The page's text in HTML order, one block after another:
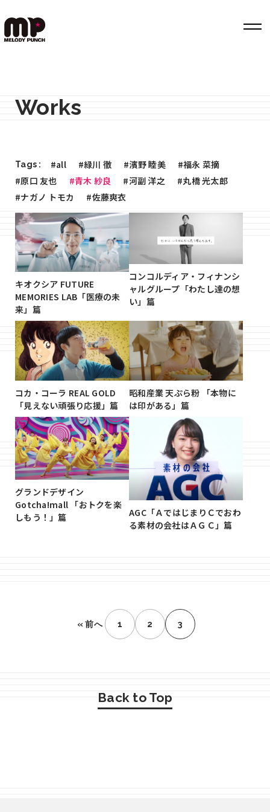
Works
Company Info
Recruit
Works
Tags : #all #緑川 徹 #濱野 睦美
#福永 菜摘
#原口 友也
#青木 紗良 #河副 洋之
#丸橋 光太郎
#ナガノ トモカ
#佐藤爽衣
キオクシア FUTURE
MEMORIES LAB「医療の未
来」篇
コンコルディア・フィナンシ
ャルグループ「わたし達の想
い」篇
コカ・コーラ REAL GOLD
「見えない頑張り応援」篇
昭和産業 天ぷら粉 「本物に
は印がある」篇
グランドデザイン
Gotcha!mall 「おトクを楽
しもう！」篇
AGC「ＡではじまりＣでおわ
る素材の会社はＡＧＣ」篇
« 前へ 1 2 3
Back to Top